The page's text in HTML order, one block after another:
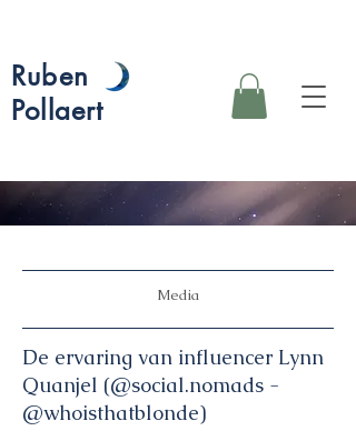
Ruben
Pollaert
Media
De ervaring van influencer Lynn
Quanjel (@social.nomads -
@whoisthatblonde)